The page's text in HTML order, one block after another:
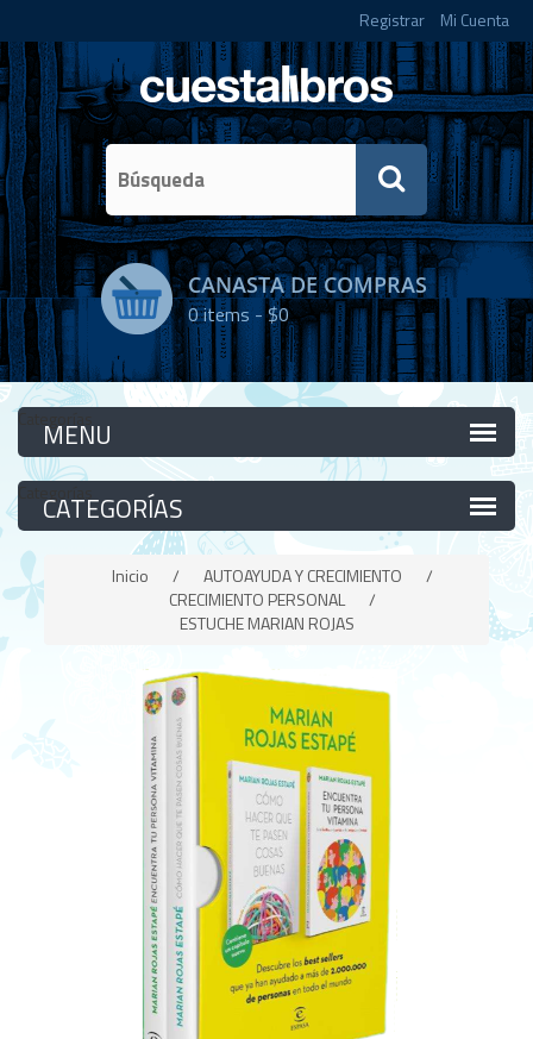
Registrar Mi Cuenta
CANASTA DE COMPRAS
0items -$0
Categorías
Categorías
Inicio / AUTOAYUDA Y CRECIMIENTO
/
CRECIMIENTO PERSONAL
/
ESTUCHE MARIAN ROJAS